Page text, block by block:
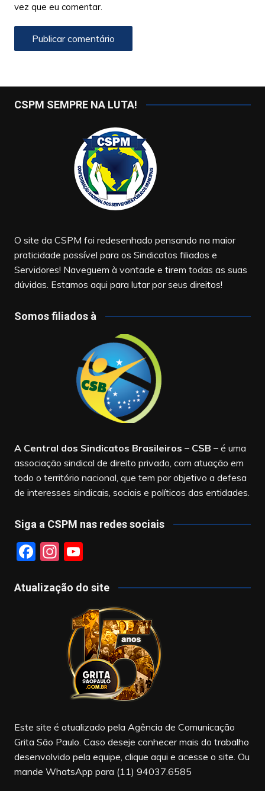
vez que eu comentar.
CSPM SEMPRE NA LUTA!
O site da CSPM foi redesenhado pensando na maior
praticidade possível para os Sindicatos filiados e
Servidores! Naveguem à vontade e tirem todas as suas
dúvidas. Estamos aqui para lutar por seus direitos!
Somos filiados à
A Central dos Sindicatos Brasileiros – CSB –é uma
associação sindical de direito privado, com atuação em
todo o território nacional, que tem por objetivo a defesa
de interesses sindicais, sociais e políticos das entidades.
Siga a CSPM nas redes sociais
F
c
In
a
m
Y
u
T
u
b
e
Atualização do site
Este site é atualizado pela Agência de Comunicação
Grita São Paulo. Caso deseje conhecer mais do trabalho
desenvolvido pela equipe, clique aqui e acesse o site. Ou
mande WhatsApp para (11) 94037.6585